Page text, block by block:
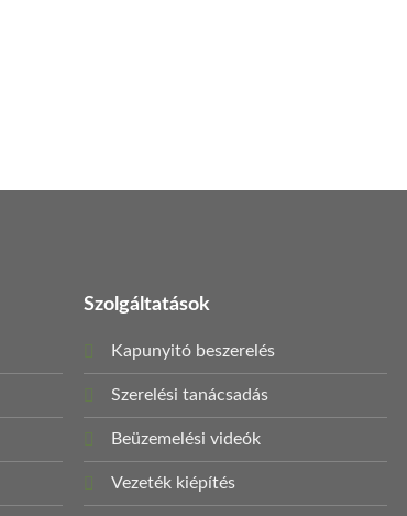
Szolgáltatások
Kapunyitó beszerelés
Szerelési tanácsadás
Beüzemelési videók
Vezeték kiépítés